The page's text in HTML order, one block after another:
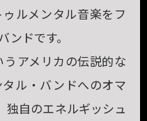
ルメンタル音楽をフ
ドです。
アメリカの伝説的な
ル・バンドへのオマ
独自のエネルギッシュ